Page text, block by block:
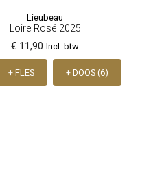
Lieubeau
Loire Rosé 2025
€ 11,90 Incl. btw
+ FLES + DOOS (6)